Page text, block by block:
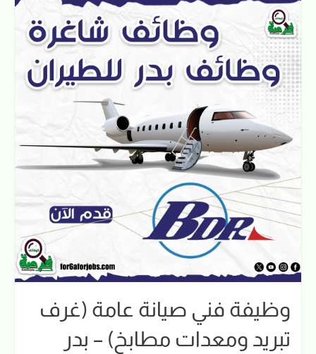
وظيفة فني صيانة عامة (غرف
تبريد ومعدات مطابخ) – بدر